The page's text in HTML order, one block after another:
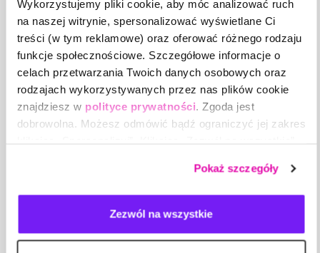
Wykorzystujemy pliki cookie, aby móc analizować ruch
na naszej witrynie, spersonalizować wyświetlane Ci
treści (w tym reklamowe) oraz oferować różnego rodzaju
funkcje społecznościowe. Szczegółowe informacje o
celach przetwarzania Twoich danych osobowych oraz
rodzajach wykorzystywanych przez nas plików cookie
znajdziesz w polityce prywatności. Zgoda jest
dobrowolna. Możesz odmówić bądź ograniczyć jej zakres
a także na przetwarzanie Twoich danych osobowych.
Pokaż szczegóły
Zezwól na wszystkie
EBM (Evidence based
management) - zarządzanie
oparte na wynikach pracowników:
kategoryzacja wyników - rezultaty
biznesowe, cele, działania
pracowników, wskaźniki
efektywności, a możliwości
wpływu na nie managerów.
Planowanie rezultatów - czy
rzeczywiście stosujemy SMART-a?